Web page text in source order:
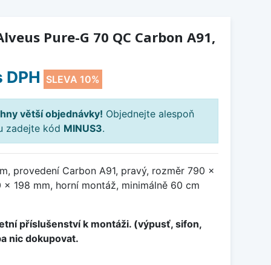
Pure-G 70 QC Carbon A91,
SLEVA 10%
větší objednávky! Objednejte alespoň
zadejte kód MINUS3.
provedení Carbon A91, pravý, rozměr 790 x
198 mm, horní montáž, minimálně 60 cm
příslušenství k montáži. (výpusť, sifon,
nic dokupovat.